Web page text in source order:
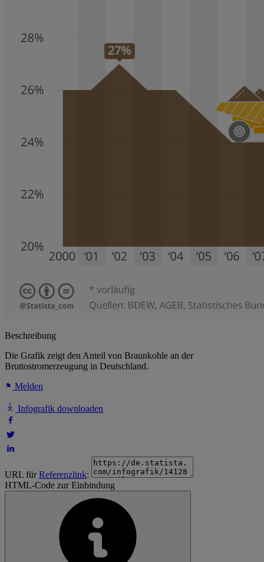
Beschreibung
Die Grafik zeigt den Anteil von Braunkohle an der
Bruttostromerzeugung in Deutschland.
Melden
Infografik downloaden
URL fürReferenzlink:
HTML-Code zur Einbindung